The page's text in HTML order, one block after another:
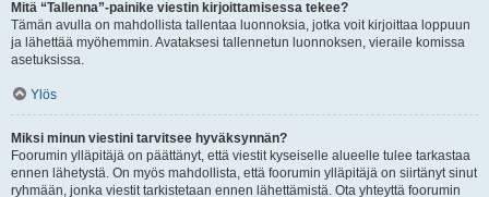
Mitä “Tallenna”-painike viestin kirjoittamisessa tekee?
Tämän avulla on mahdollista tallentaa luonnoksia, jotka voit kirjoittaa loppuun
ja lähettää myöhemmin. Avataksesi tallennetun luonnoksen, vieraile komissa
asetuksissa.
Ylös
Miksi minun viestini tarvitsee hyväksynnän?
Foorumin ylläpitäjä on päättänyt, että viestit kyseiselle alueelle tulee tarkastaa
ennen lähetystä. On myös mahdollista, että foorumin ylläpitäjä on siirtänyt sinut
ryhmään, jonka viestit tarkistetaan ennen lähettämistä. Ota yhteyttä foorumin